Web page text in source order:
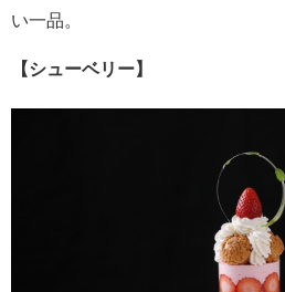
い一品。
【シューベリー】